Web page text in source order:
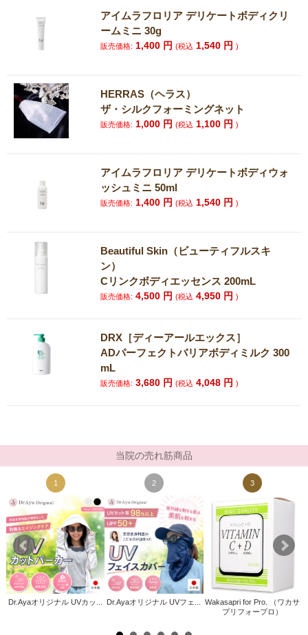
アイムラフロリア デリケートボディクリ
ームミニ 30g
販売価格: 1,400 円(税込 1,540 円)
HERRAS（ヘラス）
ザ・シルクフォーミングネット
販売価格: 1,000 円(税込 1,100 円)
アイムラフロリア デリケートボディウォ
ッシュミニ 50ml
販売価格: 1,400 円(税込 1,540 円)
Beautiful Skin（ビューティフルスキ
ン）
Cリンクボディエッセンス 200mL
販売価格: 4,500 円(税込 4,950 円)
DRX［ディーアールエックス］
ADパーフェクトバリアボディミルク 300
mL
販売価格: 3,680 円(税込 4,048 円)
当院の売れ筋商品
1
Dr.Ayaオリジナル UVカッ...
2
Dr.Ayaオリジナル UVフェ...
3
Wakasapri for Pro. （ワカサ
プリフォープロ）